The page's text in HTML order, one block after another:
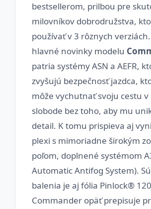
bestsellerom, prilbou pre
milovníkov dobrodružstva,
používať v 3 rôznych
hlavné novinky modelu
patria systémy ASN a AEFR,
zvyšujú bezpečnosť jazdca,
môže vychutnať svoju cestu
slobode bez toho, aby mu
detail. K tomu prispieva aj
plexi s mimoriadne širokým
poľom, doplnené systémom
Automatic Antifog System).
balenia je aj fólia Pinlock® 120
Commander opäť prepisuje